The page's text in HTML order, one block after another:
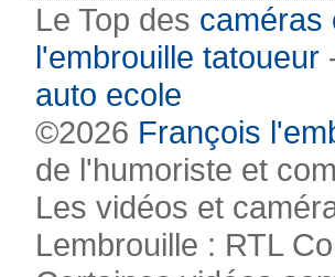
Le Top des caméras
l'embrouille tatoueur
auto ecole
©2026 François
de l'humoriste et
Les vidéos et
Lembrouille : RTL